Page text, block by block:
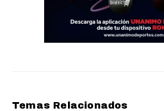
Temas Relacionados